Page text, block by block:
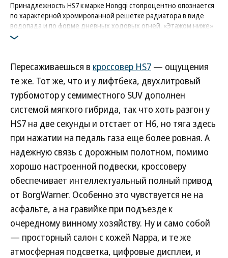
Принадлежность HS7 к марке Hongqi стопроцентно опознается
по характерной хромированной решетке радиатора в виде
водопада и по форме дневных ходовых огней. «Этажом ниже»
располагаются блоки основной светотехники, фары
Пересаживаешься в кроссовер HS7 — ощущения
те же. Тот же, что и у лифтбека, двухлитровый
турбомотор у семиместного SUV дополнен
системой мягкого гибрида, так что хоть разгон у
HS7 на две секунды и отстает от H6, но тяга здесь
при нажатии на педаль газа еще более ровная. А
надежную связь с дорожным полотном, помимо
хорошо настроенной подвески, кроссоверу
обеспечивает интеллектуальный полный привод
от BorgWarner. Особенно это чувствуется не на
асфальте, а на гравийке при подъезде к
очередному винному хозяйству. Ну и само собой
— просторный салон с кожей Nappa, и те же
атмосферная подсветка, цифровые дисплеи, и